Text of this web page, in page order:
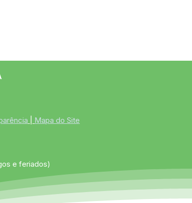
Mapa do Site
e feriados)